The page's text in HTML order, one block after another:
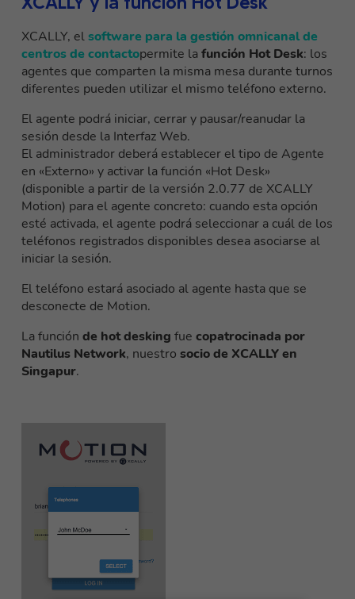
XCALLY, elsoftware para la gestión omnicanal de
centros de contactopermite lafunción Hot Desk: los
agentes que comparten la misma mesa durante turnos
diferentes pueden utilizar el mismo teléfono externo.
El agente podrá iniciar, cerrar y pausar/reanudar la
sesión desde la Interfaz Web.
El administrador deberá establecer el tipo de Agente
en «Externo» y activar la función «Hot Desk»
(disponible a partir de la versión 2.0.77 de XCALLY
Motion) para el agente concreto: cuando esta opción
esté activada, el agente podrá seleccionar a cuál de los
teléfonos registrados disponibles desea asociarse al
iniciar la sesión.
El teléfono estará asociado al agente hasta que se
desconecte de Motion.
La función de hot desking fue copatrocinada por
Nautilus Network, nuestro socio de XCALLY en
Singapur.